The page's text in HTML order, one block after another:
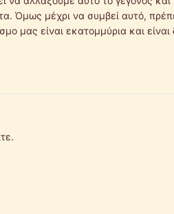
Όμως μέχρι να συμβεί αυτό,
μας είναι εκατομμύρια και
.